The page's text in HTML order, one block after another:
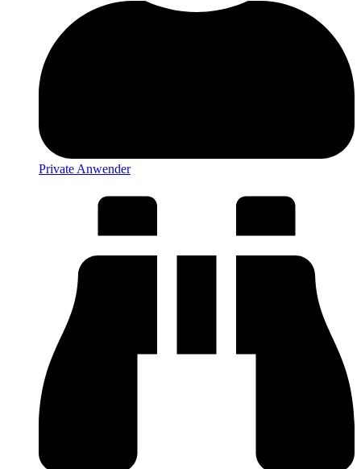
Private Anwender